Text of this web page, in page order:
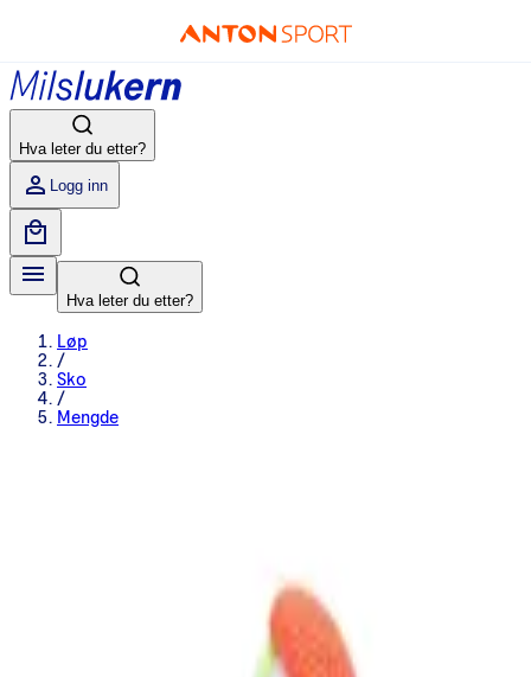
Hva leter du etter?
Logg inn
Hva leter du etter?
Løp
/
Sko
/
Mengde